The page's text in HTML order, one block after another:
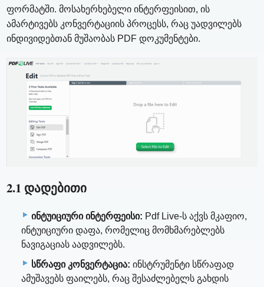
ფორმატში. მოსახერხებელი ინტერფეისით, ის
ამარტივებს კონვერტაციის პროცესს, რაც უადვილებს
ინდივიდებთან მუშაობას PDF დოკუმენტები.
2.1 დადებითი
ინტუიციური ინტერფეისი: Pdf Live-ს აქვს მკაფიო,
ინტუიციური დაფა, რომელიც მომხმარებლებს
ნავიგაციას აადვილებს.
სწრაფი კონვერტაცია: ინსტრუმენტი სწრაფად
ამუშავებს ფაილებს, რაც შესაძლებელს გახდის